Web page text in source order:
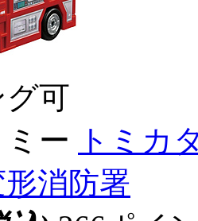
可
ー
トミカ
消防署